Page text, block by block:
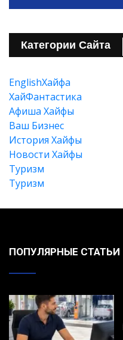
Категории Сайта
EnglishХайфа
XайФантастика
Афиша Хайфы
Ваш Бизнес
История Хайфы
Новости Хайфы
Туризм
Туризм
ПОПУЛЯРНЫЕ СТАТЬИ